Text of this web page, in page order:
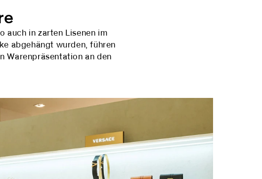
auch in zarten Lisenen im
abgehängt wurden, führen
Warenpräsentation an den